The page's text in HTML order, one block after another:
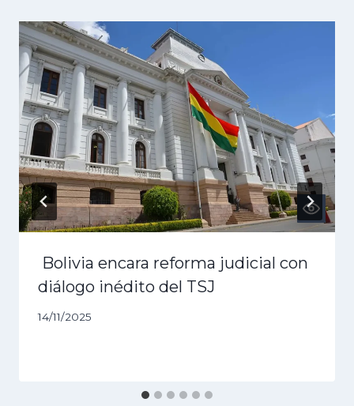
Bolivia encara reforma judicial con
diálogo inédito del TSJ
14/11/2025